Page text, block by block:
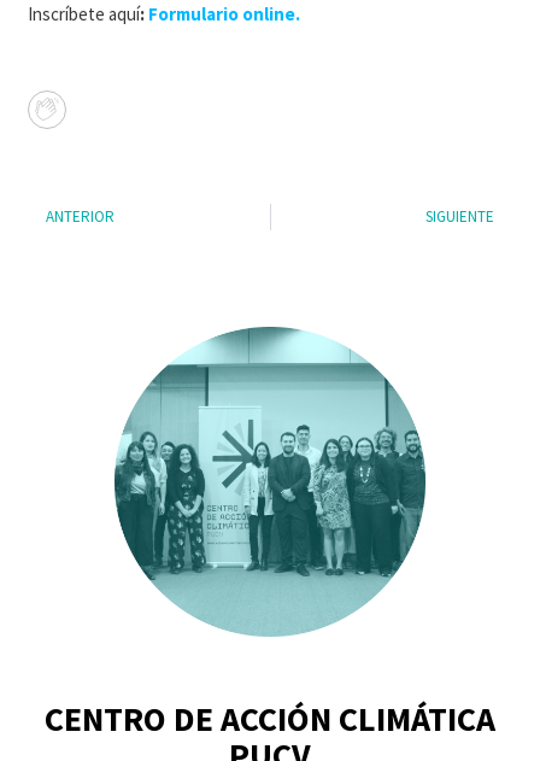
Inscríbete aquí: Formulario online.
ANTERIOR SIGUIENTE
CENTRO DE ACCIÓN CLIMÁTICA